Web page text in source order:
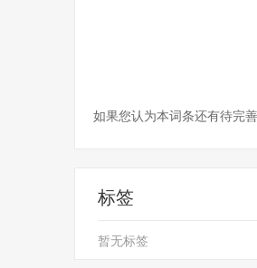
如果您认为本词条还有待完
标签
暂无标签